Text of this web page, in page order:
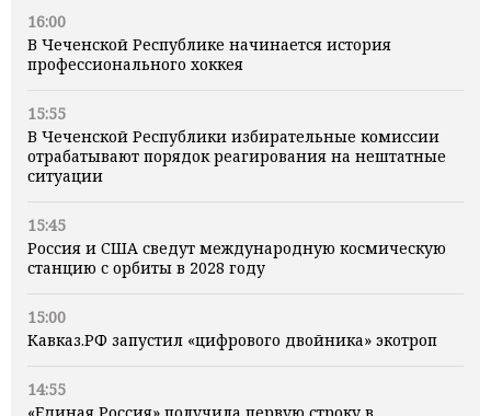
16:00
В Чеченской Республике начинается история
профессионального хоккея
15:55
В Чеченской Республики избирательные комиссии
отрабатывают порядок реагирования на нештатные
ситуации
15:45
Россия и США сведут международную космическую
станцию с орбиты в 2028 году
15:00
Кавказ.РФ запустил «цифрового двойника» экотроп
14:55